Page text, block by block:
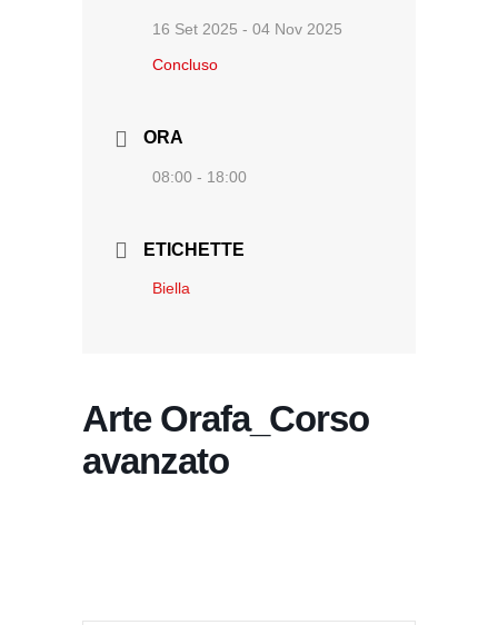
16 Set 2025 - 04 Nov 2025
Concluso
ORA
08:00 - 18:00
ETICHETTE
Biella
Arte Orafa_Corso
avanzato